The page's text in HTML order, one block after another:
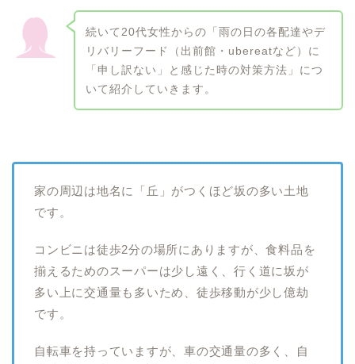
続いて20代女性からの「雨の日の各配達やデ
リバリーフード（出前館・ubereatなど）に
「申し訳ない」と感じた時の対策方法」につ
いて紹介していきます。
家の周辺は地名に「丘」がつくほど坂の多い土地
です。
コンビニは徒歩2分の場所にありますが、食料品を
揃えるためのスーパーは少し遠く、行く道に坂が
多い上に交通量も多いため、徒歩移動が少し億劫
です。
自転車を持っていますが、車の交通量の多く、自